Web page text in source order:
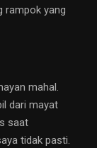
rampok yang
mahal.
dari mayat
saat
tidak pasti.